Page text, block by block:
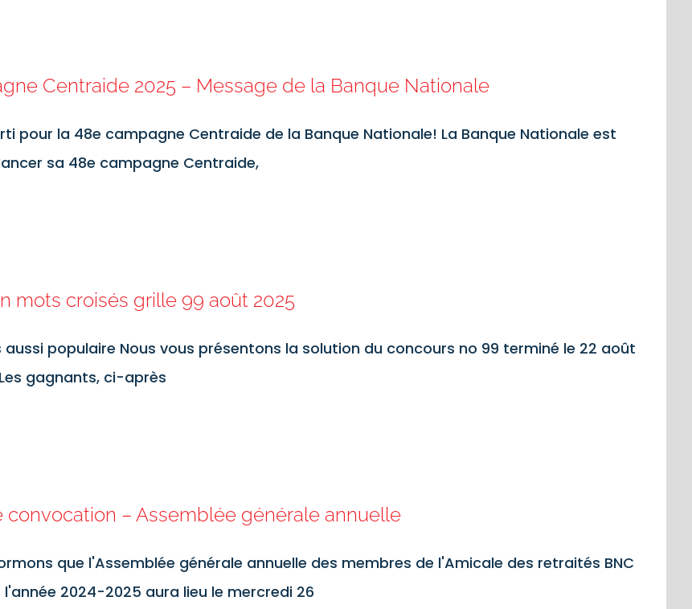
Centraide 2025 – Message de la Banque Nationale
pour la 48e campagne Centraide de la Banque Nationale! La Banque Nationale est
sa 48e campagne Centraide,
mots croisés grille 99 août 2025
aussi populaire Nous vous présentons la solution du concours no 99 terminé le 22 août
gagnants, ci-après
convocation – Assemblée générale annuelle
que l'Assemblée générale annuelle des membres de l'Amicale des retraités BNC
l'année 2024-2025 aura lieu le mercredi 26